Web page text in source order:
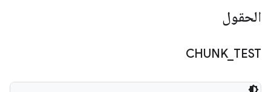
الحقول
CHUNK_ TEST